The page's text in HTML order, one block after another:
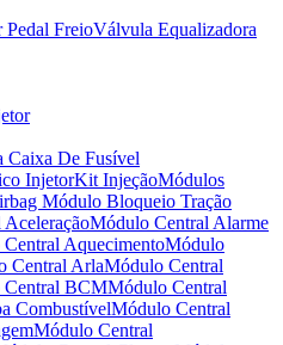
Pedal FreioVálvula Equalizadora
Caixa De Fusível
InjetorKit InjeçãoMódulos
Módulo Bloqueio Tração
Módulo Central Alarme
AquecimentoMódulo
Central ArlaMódulo Central
BCMMódulo Central
CombustívelMódulo Central
Módulo Central